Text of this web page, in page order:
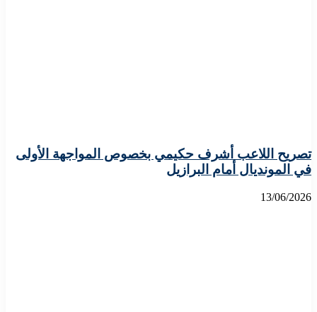
تصريح اللاعب أشرف حكيمي بخصوص المواجهة الأولى
في المونديال أمام البرازيل
13/06/2026